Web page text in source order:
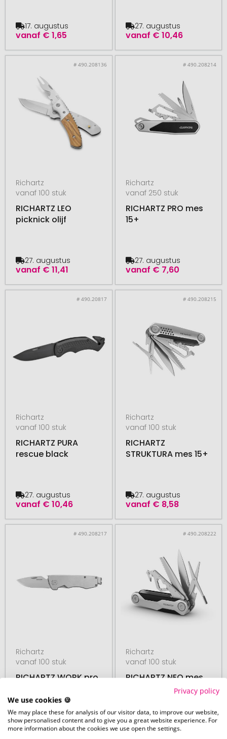
vanaf € 1,65
17. augustus
vanaf € 10,46
27. augustus
# 490.208136
Richartz
vanaf 100 stuk
RICHARTZ LEO
picknick olijf
vanaf € 11,41
27. augustus
# 490.208214
Richartz
vanaf 250 stuk
RICHARTZ PRO mes
15+
vanaf € 7,60
27. augustus
# 490.20817
Richartz
vanaf 100 stuk
RICHARTZ PURA
rescue black
vanaf € 10,46
27. augustus
# 490.208215
Richartz
vanaf 100 stuk
RICHARTZ
STRUKTURA mes 15+
vanaf € 8,58
27. augustus
# 490.208217
Richartz
vanaf 100 stuk
RICHARTZ WORK pro
27. augustus
# 490.208222
Richartz
vanaf 100 stuk
RICHARTZ NEO mes
27. augustus
Privacy policy
We use cookies 🍪
We may place these for analysis of our visitor data, to improve our website,
show personalised content and to give you a great website experience. For
more information about the cookies we use open the settings.